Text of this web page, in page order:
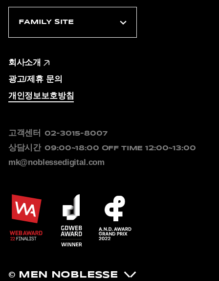
회사소개
광고/제휴 문의
개인정보보호방침
고객센터 02-3015-8007
상담시간 09:00~18:00 OFF TIME 12:00~13:00
mk@noblessedigital.com
© MEN NOBLESSE